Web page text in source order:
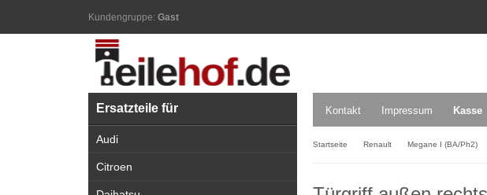
Kundengruppe: Gast
Kontakt Impressum Kasse
Startseite Renault Megane I (BA/Ph2)
Ersatzteile für
Audi
Citroen